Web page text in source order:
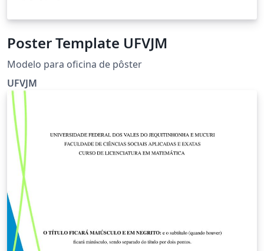
Poster Template UFVJM
Modelo para oficina de pôster
UFVJM